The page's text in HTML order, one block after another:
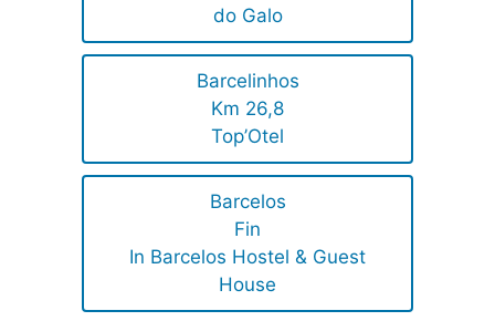
do Galo
Barcelinhos
Km 26,8
Top’Otel
Barcelos
Fin
In Barcelos Hostel & Guest
House